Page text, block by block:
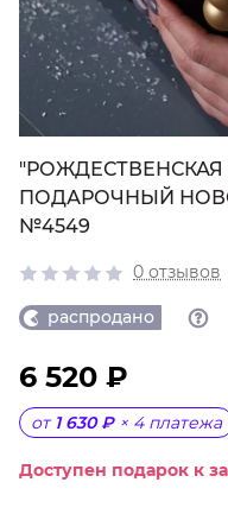
ПОДАРОЧНЫЙ
№4549
0 отзывов
распродано
6 520 ₽
от 1 630 ₽ × 4 платежа
Доступен подарок к